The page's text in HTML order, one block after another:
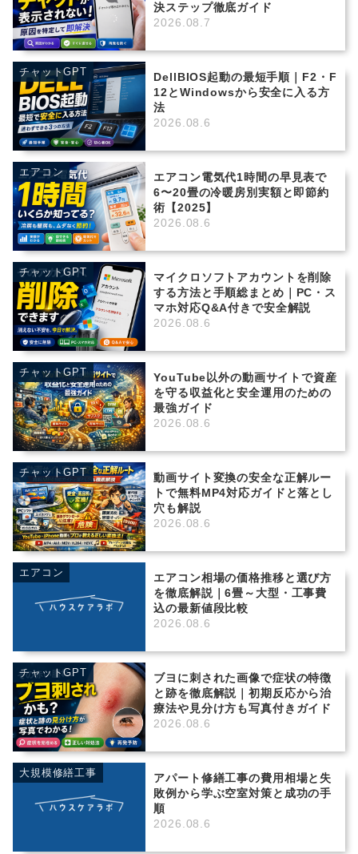
決ステップ徹底ガイド
2026.08.7
チャットGPT
DellBIOS起動の最短手順｜F2・F
12とWindowsから安全に入る方
法
2026.08.6
エアコン
エアコン電気代1時間の早見表で
6〜20畳の冷暖房別実額と即節約
術【2025】
2026.08.6
チャットGPT
マイクロソフトアカウントを削除
する方法と手順総まとめ｜PC・ス
マホ対応Q&A付きで安全解説
2026.08.6
チャットGPT
YouTube以外の動画サイトで資産
を守る収益化と安全運用のための
最強ガイド
2026.08.6
チャットGPT
動画サイト変換の安全な正解ルー
トで無料MP4対応ガイドと落とし
穴も解説
2026.08.6
エアコン
エアコン相場の価格推移と選び方
を徹底解説｜6畳～大型・工事費
込の最新値段比較
2026.08.6
チャットGPT
ブヨに刺された画像で症状の特徴
と跡を徹底解説｜初期反応から治
療法や見分け方も写真付きガイド
2026.08.6
大規模修繕工事
アパート修繕工事の費用相場と失
敗例から学ぶ空室対策と成功の手
順
2026.08.6